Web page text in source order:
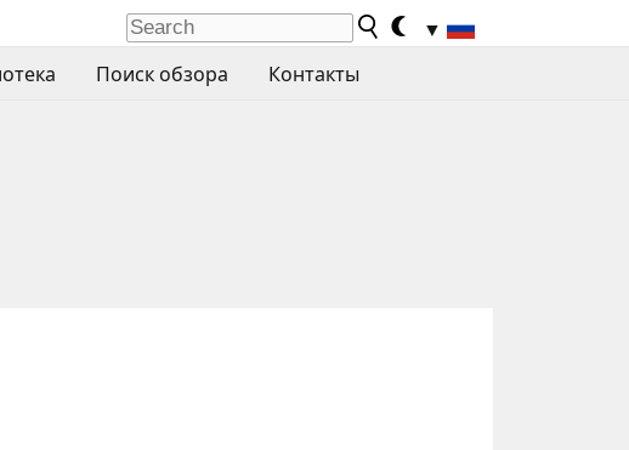
▼
Поиск обзора Контакты